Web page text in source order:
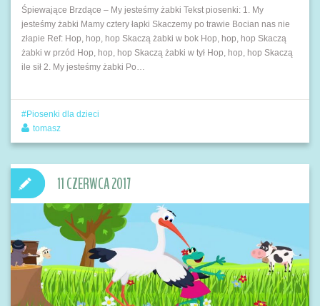
Śpiewające Brzdące – My jesteśmy żabki Tekst piosenki: 1. My
jesteśmy żabki Mamy cztery łapki Skaczemy po trawie Bocian nas nie
złapie Ref: Hop, hop, hop Skaczą żabki w bok Hop, hop, hop Skaczą
żabki w przód Hop, hop, hop Skaczą żabki w tył Hop, hop, hop Skaczą
ile sił 2. My jesteśmy żabki Po…
Piosenki dla dzieci
tomasz
11 CZERWCA 2017